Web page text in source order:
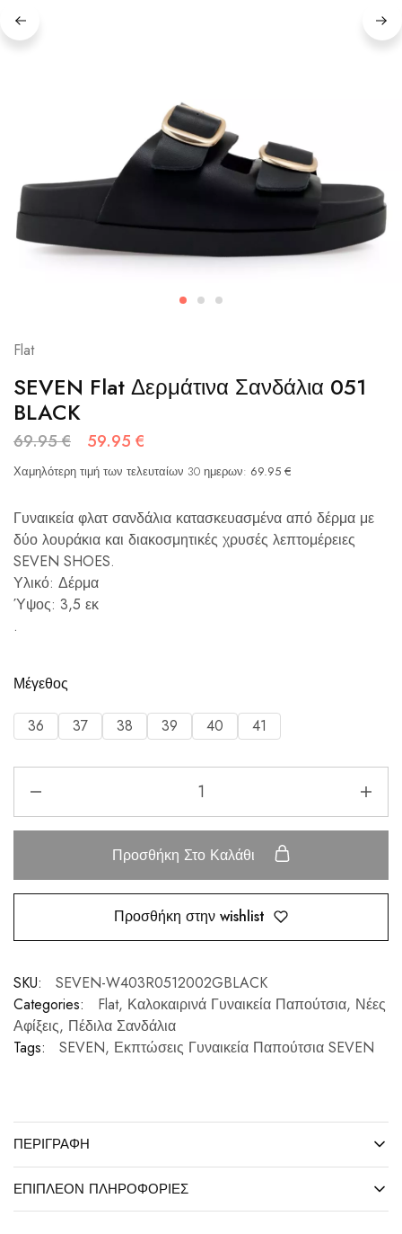
Flat
SEVEN Flat Δερμάτινα Σανδάλια 051
BLACK
69.95€ 59.95 €
Χαμηλότερη τιμή των τελευταίων 30 ημερων: 69.95 €
Γυναικεία φλατ σανδάλια κατασκευασμένα από δέρμα με
δύο λουράκια και διακοσμητικές χρυσές λεπτομέρειες
SEVEN SHOES.
Υλικό: Δέρμα
Ύψος: 3,5 εκ
.
Μέγεθος
36 37 38 39 40 41
Προσθήκη Στο Καλάθι
Προσθήκη στην wishlist
SKU:
SEVEN-W403R0512002GBLACK
Categories:
Flat, Καλοκαιρινά Γυναικεία Παπούτσια, Νέες
Αφίξεις, Πέδιλα Σανδάλια
Tags:
SEVEN, Εκπτώσεις Γυναικεία Παπούτσια SEVEN
ΠΕΡΙΓΡΑΦΉ
ΕΠΙΠΛΈΟΝ ΠΛΗΡΟΦΟΡΊΕΣ